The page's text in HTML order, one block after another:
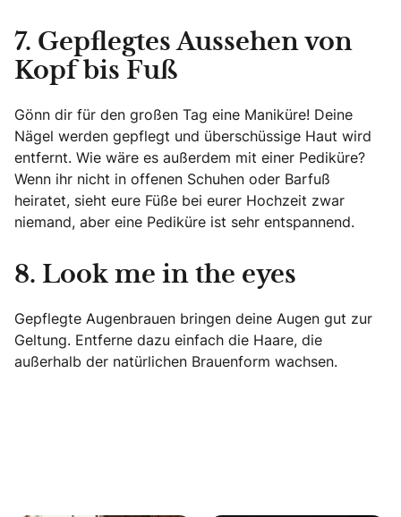
7. Gepflegtes Aussehen von
Kopf bis Fuß
Gönn dir für den großen Tag eine Maniküre! Deine
Nägel werden gepflegt und überschüssige Haut wird
entfernt. Wie wäre es außerdem mit einer Pediküre?
Wenn ihr nicht in offenen Schuhen oder Barfuß
heiratet, sieht eure Füße bei eurer Hochzeit zwar
niemand, aber eine Pediküre ist sehr entspannend.
8. Look me in the eyes
Gepflegte Augenbrauen bringen deine Augen gut zur
Geltung. Entferne dazu einfach die Haare, die
außerhalb der natürlichen Brauenform wachsen.